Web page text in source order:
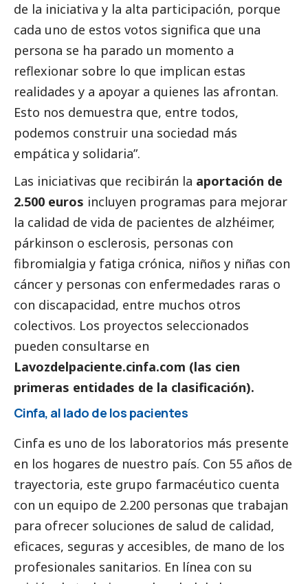
de la iniciativa y la alta participación, porque
cada uno de estos votos significa que una
persona se ha parado un momento a
reflexionar sobre lo que implican estas
realidades y a apoyar a quienes las afrontan.
Esto nos demuestra que, entre todos,
podemos construir una sociedad más
empática y solidaria”.
Las iniciativas que recibirán la aportación de
2.500 euros incluyen programas para mejorar
la calidad de vida de pacientes de alzhéimer,
párkinson o esclerosis, personas con
fibromialgia y fatiga crónica, niños y niñas con
cáncer y personas con enfermedades raras o
con discapacidad, entre muchos otros
colectivos. Los proyectos seleccionados
pueden consultarse en
Lavozdelpaciente.cinfa.com (las cien
primeras entidades de la clasificación).
Cinfa, al lado de los pacientes
Cinfa es uno de los laboratorios más presente
en los hogares de nuestro país. Con 55 años de
trayectoria, este grupo farmacéutico cuenta
con un equipo de 2.200 personas que trabajan
para ofrecer soluciones de salud de calidad,
eficaces, seguras y accesibles, de mano de los
profesionales sanitarios. En línea con su